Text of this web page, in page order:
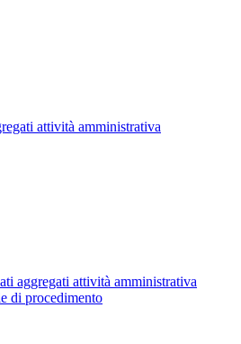
attività amministrativa
aggregati attività amministrativa
di procedimento